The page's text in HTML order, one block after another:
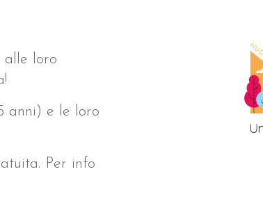
alle loro
anni) e le loro
Per info